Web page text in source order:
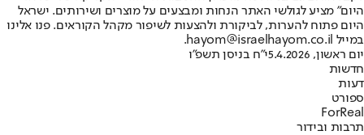
היום" מציע לגולשי האתר הנחות ומבצעים על מוצרים ושירותים. ישראל
היום פתוח להערות, לביקורת ולהצעות לשיפור מקהל הקוראים. פנו אלינו
במייל hayom@israelhayom.co.il.
יום ראשון, 5.4.2026
י"ח בניסן תשפ"ו
חדשות
דעות
ספורט
ForReal
תרבות ובידור